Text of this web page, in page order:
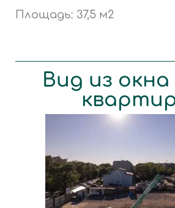
Площадь: 37,5 м2
Вид из